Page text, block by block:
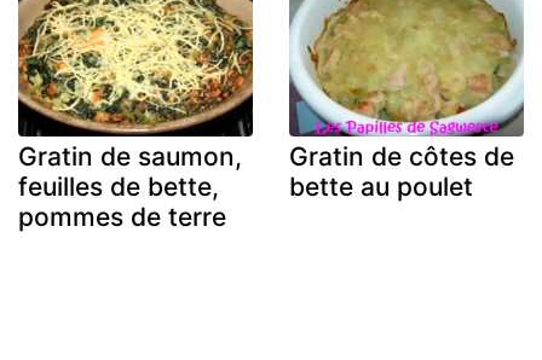
Gratin de saumon,
feuilles de bette,
pommes de terre
Gratin de côtes de
bette au poulet